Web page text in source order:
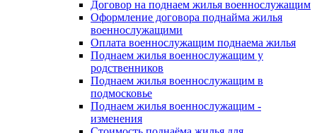
Договор на поднаем жилья военнослужащим
Оформление договора поднайма жилья
военнослужащими
Оплата военнослужащим поднаема жилья
Поднаем жилья военнослужащим у
родственников
Поднаем жилья военнослужащим в
подмосковье
Поднаем жилья военнослужащим -
изменения